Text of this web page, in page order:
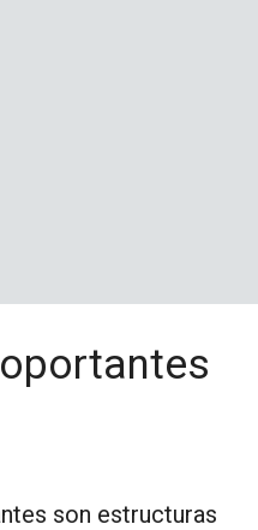
son estructuras